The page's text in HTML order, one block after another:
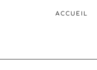
ACCUEIL